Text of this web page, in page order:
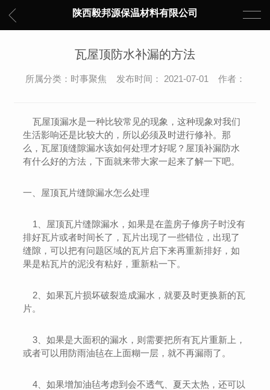
陕西毅邦源保温材料有限公司
瓦屋顶防水补漏的方法
所属分类：时事聚焦 发布时间： 2021-07-01 作者：
瓦屋顶漏水是一种比较常见的现象，这种现象对我们
生活影响还是比较大的，所以必须及时进行修补。那
么，瓦屋顶缝隙漏水该如何处理才好呢？屋顶补漏防水
有什么好的方法，下面就来带大家一起来了解一下吧。
一、屋顶瓦片缝隙漏水怎么处理
1、屋顶瓦片缝隙漏水，如果是在盖房子修房子时没有
排好瓦片或者时间长了，瓦片出现了一些错位，出现了
缝隙，可以把有问题区域的瓦片启下来再重新排好，如
果是粘瓦片的泥没有粘好，重新粘一下。
2、如果瓦片损坏破裂造成漏水，就要及时更换新的瓦
片。
3、如果是大面积的漏水，则需要把所有瓦片重新上，
或者可以用防雨油毡在上面糊一层，就不再漏雨了。
4、如果增加油毡考虑到会不透气、夏天太热，还可以